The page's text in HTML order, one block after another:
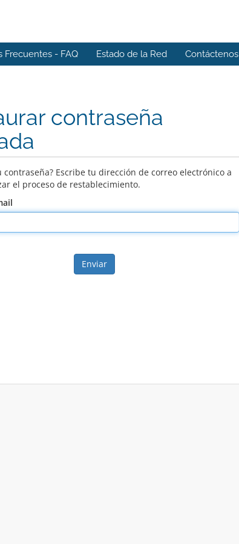
Frecuentes - FAQ Estado de la Red Contáctenos
contraseña
contraseña? Escribe tu dirección de correo electrónico a
el proceso de restablecimiento.
Enviar